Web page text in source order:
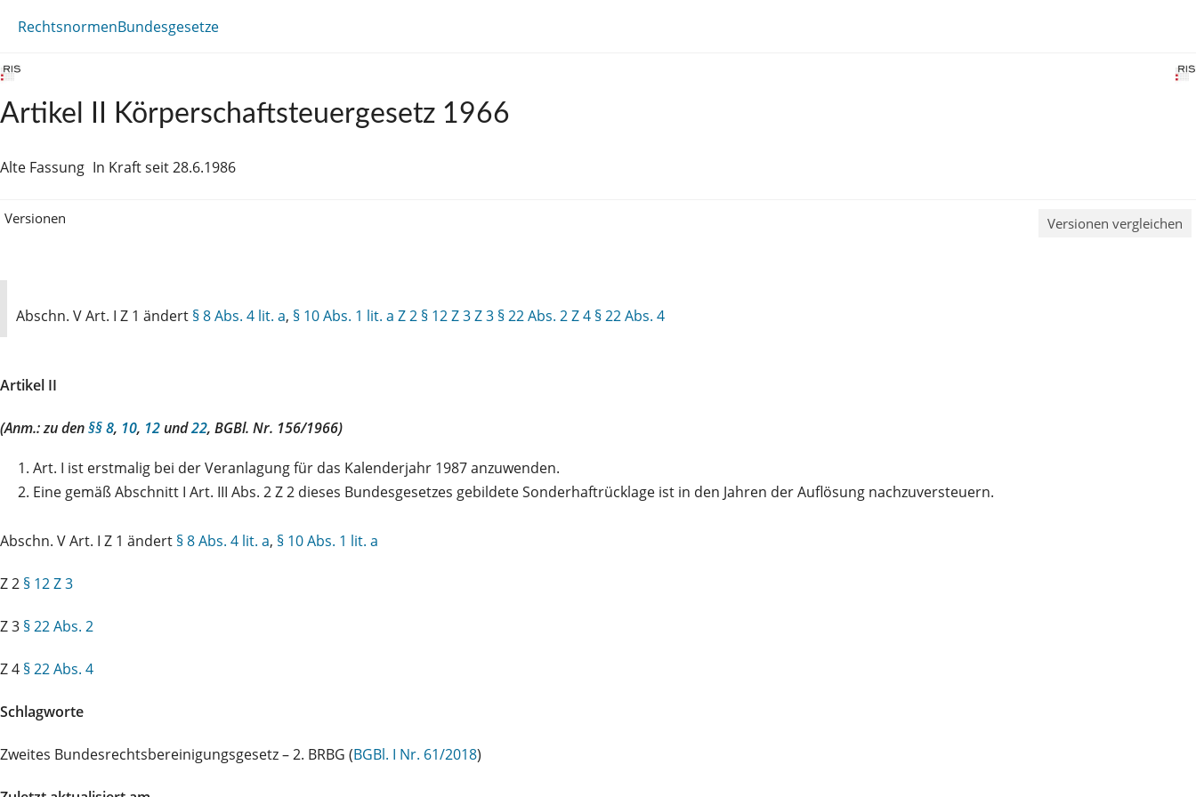
RechtsnormenBundesgesetze
Artikel II Körperschaftsteuergesetz 1966
Alte Fassung In Kraft seit 28.6.1986
Versionen Versionen vergleichen
Abschn. V Art. I Z 1 ändert § 8 Abs. 4 lit. a, § 10 Abs. 1 lit. a Z 2 § 12 Z 3 Z 3 § 22 Abs. 2 Z 4 § 22 Abs. 4
Artikel II
(Anm.: zu den§§ 8, 10, 12 und22, BGBl. Nr. 156/1966)
1. Art. I ist erstmalig bei der Veranlagung für das Kalenderjahr 1987 anzuwenden.
2. Eine gemäß Abschnitt I Art. III Abs. 2 Z 2 dieses Bundesgesetzes gebildete Sonderhaftrücklage ist in den Jahren der Auflösung nachzuversteuern.
Abschn. V Art. I Z 1 ändert § 8 Abs. 4 lit. a, § 10 Abs. 1 lit. a
Z 2 § 12 Z 3
Z 3 § 22 Abs. 2
Z 4 § 22 Abs. 4
Schlagworte
Zweites Bundesrechtsbereinigungsgesetz – 2. BRBG (BGBl. I Nr. 61/2018)